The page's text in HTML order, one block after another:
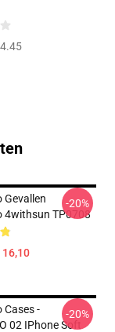
Gevallen
4withsun TP0708
16,10
-20%
Cases -
02 IPhone Soft
-20%